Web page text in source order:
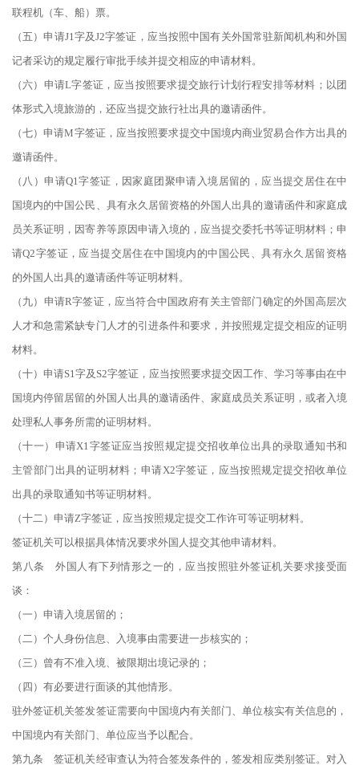
联程机（车、船）票。
（五）申请J1字及J2字签证，应当按照中国有关外国常驻新闻机构和外国
记者采访的规定履行审批手续并提交相应的申请材料。
（六）申请L字签证，应当按照要求提交旅行计划行程安排等材料；以团
体形式入境旅游的，还应当提交旅行社出具的邀请函件。
（七）申请M字签证，应当按照要求提交中国境内商业贸易合作方出具的
邀请函件。
（八）申请Q1字签证，因家庭团聚申请入境居留的，应当提交居住在中
国境内的中国公民、具有永久居留资格的外国人出具的邀请函件和家庭成
员关系证明，因寄养等原因申请入境的，应当提交委托书等证明材料；申
请Q2字签证，应当提交居住在中国境内的中国公民、具有永久居留资格
的外国人出具的邀请函件等证明材料。
（九）申请R字签证，应当符合中国政府有关主管部门确定的外国高层次
人才和急需紧缺专门人才的引进条件和要求，并按照规定提交相应的证明
材料。
（十）申请S1字及S2字签证，应当按照要求提交因工作、学习等事由在中
国境内停留居留的外国人出具的邀请函件、家庭成员关系证明，或者入境
处理私人事务所需的证明材料。
（十一）申请X1字签证应当按照规定提交招收单位出具的录取通知书和
主管部门出具的证明材料；申请X2字签证，应当按照规定提交招收单位
出具的录取通知书等证明材料。
（十二）申请Z字签证，应当按照规定提交工作许可等证明材料。
签证机关可以根据具体情况要求外国人提交其他申请材料。
第八条 外国人有下列情形之一的，应当按照驻外签证机关要求接受面
谈：
（一）申请入境居留的；
（二）个人身份信息、入境事由需要进一步核实的；
（三）曾有不准入境、被限期出境记录的；
（四）有必要进行面谈的其他情形。
驻外签证机关签发签证需要向中国境内有关部门、单位核实有关信息的，
中国境内有关部门、单位应当予以配合。
第九条 签证机关经审查认为符合签发条件的，签发相应类别签证。对入